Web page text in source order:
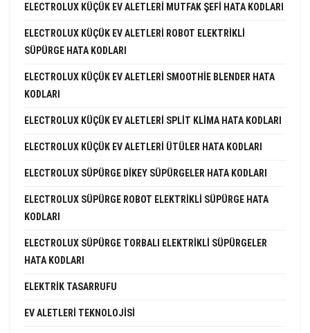
ELECTROLUX KÜÇÜK EV ALETLERI MUTFAK ŞEFI HATA KODLARI
ELECTROLUX KÜÇÜK EV ALETLERI ROBOT ELEKTRIKLI
SÜPÜRGE HATA KODLARI
ELECTROLUX KÜÇÜK EV ALETLERI SMOOTHIE BLENDER HATA
KODLARI
ELECTROLUX KÜÇÜK EV ALETLERI SPLIT KLIMA HATA KODLARI
ELECTROLUX KÜÇÜK EV ALETLERI ÜTÜLER HATA KODLARI
ELECTROLUX SÜPÜRGE DIKEY SÜPÜRGELER HATA KODLARI
ELECTROLUX SÜPÜRGE ROBOT ELEKTRIKLI SÜPÜRGE HATA
KODLARI
ELECTROLUX SÜPÜRGE TORBALI ELEKTRIKLI SÜPÜRGELER
HATA KODLARI
ELEKTRIK TASARRUFU
EV ALETLERI TEKNOLOJISI